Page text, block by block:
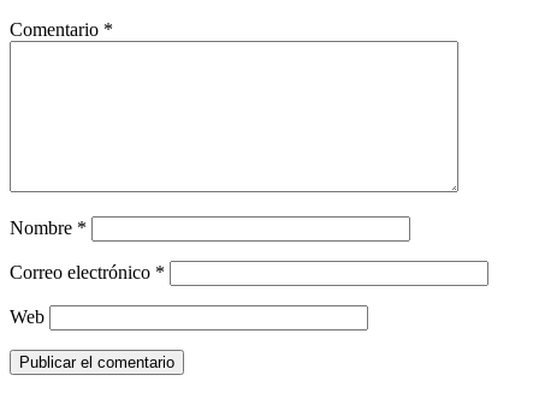
Comentario *
Nombre *
Correo electrónico *
Web